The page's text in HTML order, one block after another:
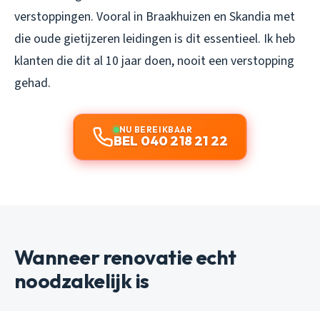
verstoppingen. Vooral in Braakhuizen en Skandia met
die oude gietijzeren leidingen is dit essentieel. Ik heb
klanten die dit al 10 jaar doen, nooit een verstopping
gehad.
NU BEREIKBAAR
BEL 040 218 21 22
Wanneer renovatie echt
noodzakelijk is